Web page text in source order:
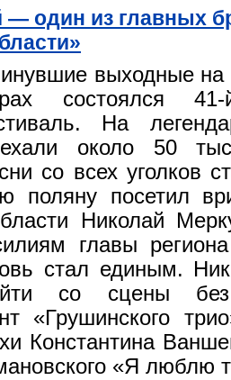
— один из главных
выходные на
состоялся
На
около 50
со всех уголков
поляну посетил
Николай
главы
стал единым.
со сцены
«Грушинского
Константина
«Я люблю